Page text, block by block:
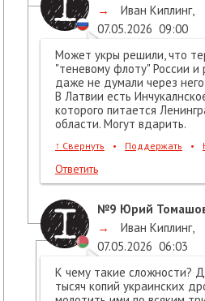
→
Иван Киплинг,
07.05.2026 09:00
Может укры решили, что
"теневому флоту" России
даже не думали через него
В Латвии есть
которого питается
области. Могут вдарить.
↑ Свернуть • Поддержать •
Ответить
№9 Юрий
→
Иван Киплинг,
07.05.2026 06:03
К чему такие сложности?
тысяч копий украинских